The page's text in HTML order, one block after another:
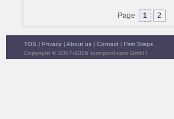
Page 1 2
TOS | Privacy | About us | Contact | First Steps
Copyright © 2007-2026 toonpool.com GmbH